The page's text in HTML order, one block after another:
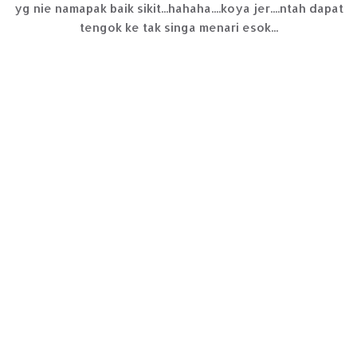
yg nie namapak baik sikit...hahaha....koya jer....ntah dapat
tengok ke tak singa menari esok...